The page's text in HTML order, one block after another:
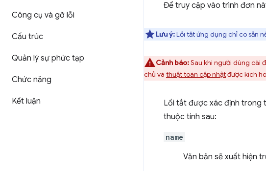
Công cụ và gỡ lỗi
Cấu trúc
Quản lý sự phức tạp
Chức năng
Kết luận
Để truy cập vào trình đơn
Lưu ý:Lối tắt ứng dụng chỉ có sẵn
Cảnh báo:Sau khi người dùng cài
chủ và thuật toán cập nhậtđược kích
Lối tắt được xác định trong
thuộc tính sau:
name
Văn bản sẽ xuất hiện